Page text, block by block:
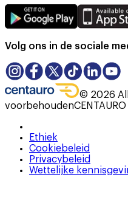
Volg ons in de sociale
© 2026
voorbehouden
Ethiek
Cookiebeleid
Privacybeleid
Wettelijke